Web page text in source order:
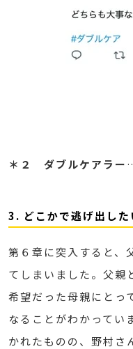
＊２ ダブルケアラー
3. どこかで逃げ出した
第６章に突入すると、
てしまいました。父親
希望だった母親にとっ
なることがわかってい
かれたものの、野村さ